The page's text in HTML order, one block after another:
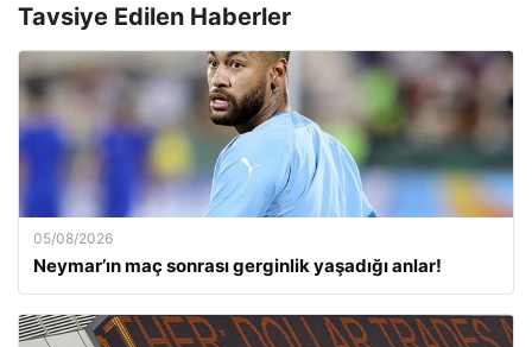
Tavsiye Edilen Haberler
05/08/2026
Neymar’ın maç sonrası gerginlik yaşadığı anlar!